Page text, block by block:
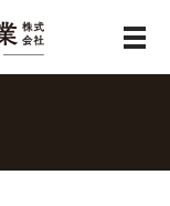
メ